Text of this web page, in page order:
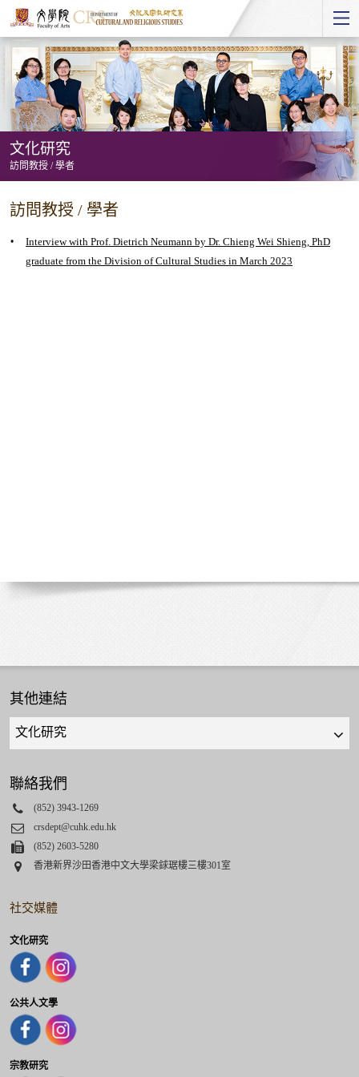
Start
Content
文化研究
訪問教授 / 學者
化
研
訪問教授 / 學者
Interview with Prof. Dietrich Neumann by Dr. Chieng Wei Shieng, PhD
graduate from the Division of Cultural Studies in March 2023
其他連結
Quick
links
select
聯絡我們
Phone
(852) 3943-1269
Email
crsdept@cuhk.edu.hk
Fax(852) 2603-5280
Address
香港新界沙田香港中文大學梁銶琚樓三樓301室
社交媒體
文化研究
公共人文學
宗教研究